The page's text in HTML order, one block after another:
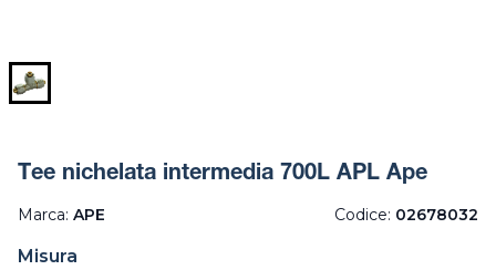
Tee nichelata intermedia 700L APL Ape
Marca: APE Codice: 02678032
Misura